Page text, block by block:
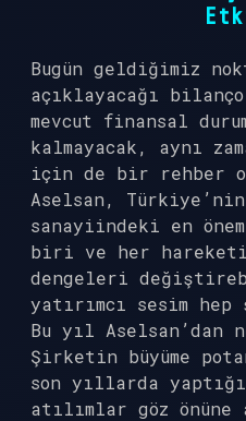
Bugün geldiğimiz
açıklayacağı
mevcut finansal
kalmayacak, aynı
için de bir rehber
Aselsan, Türkiye’nin
sanayiindeki en
biri ve her
dengeleri
yatırımcı sesim
Bu yıl Aselsan’dan
Şirketin büyüme
son yıllarda
atılımlar göz önüne